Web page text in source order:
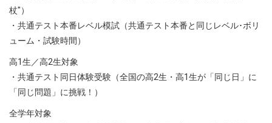
杖"）
・共通テスト本番レベル模試（共通テスト本番と同じレベル･ボリ
ューム・試験時間）
高1生／高2生対象
・共通テスト同日体験受験（全国の高2生・高1生が「同じ日」に
「同じ問題」に挑戦！）
全学年対象